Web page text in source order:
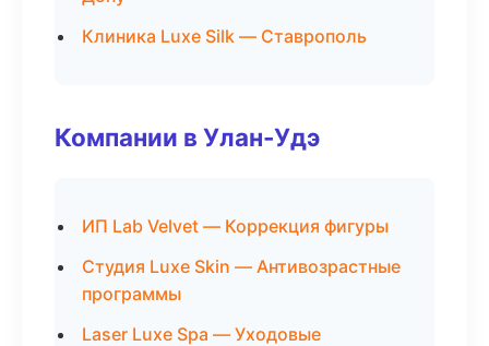
Клиника Luxe Silk — Ставрополь
Компании в Улан-Удэ
ИП Lab Velvet — Коррекция фигуры
Студия Luxe Skin — Антивозрастные
программы
Laser Luxe Spa — Уходовые